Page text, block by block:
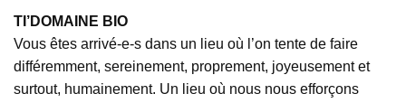
TI’DOMAINE BIO
Vous êtes arrivé-e-s dans un lieu où l’on tente de faire
différemment, sereinement, proprement, joyeusement et
surtout, humainement. Un lieu où nous nous efforçons